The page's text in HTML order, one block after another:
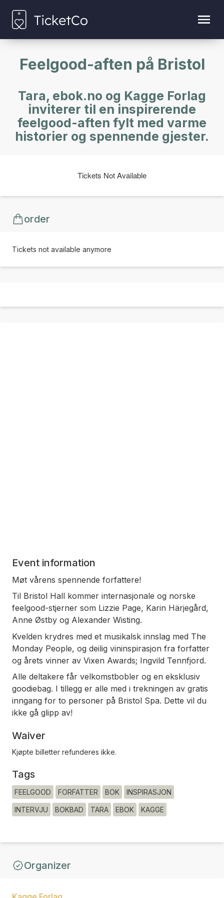
Feelgood-aften på Bristol
Tara, ebok.no og Kagge Forlag
inviterer til en inspirerende
feelgood-aften fylt med varme
historier og spennende gjester.
Tickets Not Available
order
Tickets not available anymore
Event information
Møt vårens spennende forfattere!
Til Bristol Hall kommer internasjonale og norske
feelgood-stjerner som Lizzie Page, Karin Härjegård,
Anne Østby og Alexander Wisting.
Kvelden krydres med et musikalsk innslag med The
Monday People, og deilig vininspirasjon fra forfatter
og årets vinner av Vixen Awards; Ingvild Tennfjord.
Alle deltakere får velkomstbobler og en eksklusiv
goodiebag. I tillegg er alle med i trekningen av gratis
inngang for to personer på Bristol Spa. Dette vil du
ikke gå glipp av!
Waiver
Kjøpte billetter refunderes ikke.
Tags
FEELGOOD FORFATTER BOK INSPIRASJON
INTERVJU BOKBAD TARA EBOK KAGGE
Organizer